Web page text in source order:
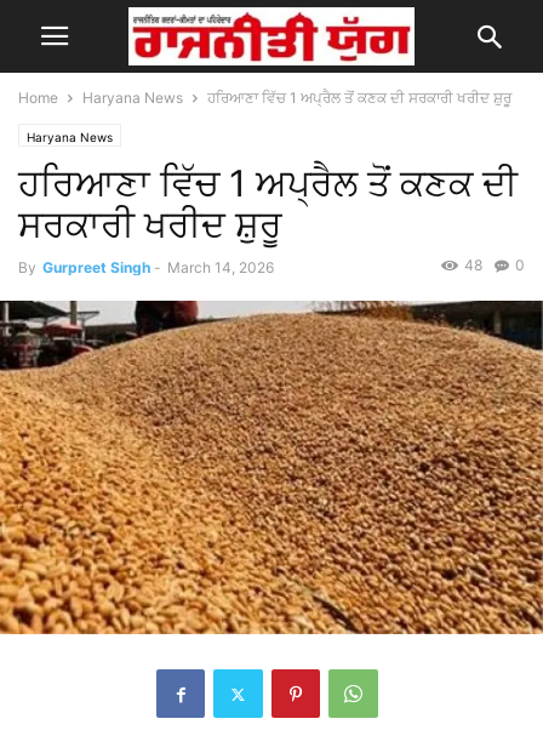
Home Haryana News ਹਰਿਆਣਾ ਵਿੱਚ 1 ਅਪ੍ਰੈਲ ਤੋਂ ਕਣਕ ਦੀ ਸਰਕਾਰੀ ਖਰੀਦ ਸ਼ੁਰੂ
Haryana News
ਹਰਿਆਣਾ ਵਿੱਚ 1 ਅਪ੍ਰੈਲ ਤੋਂ ਕਣਕ ਦੀ
ਸਰਕਾਰੀ ਖਰੀਦ ਸ਼ੁਰੂ
By Gurpreet Singh - March 14, 2026 0
48